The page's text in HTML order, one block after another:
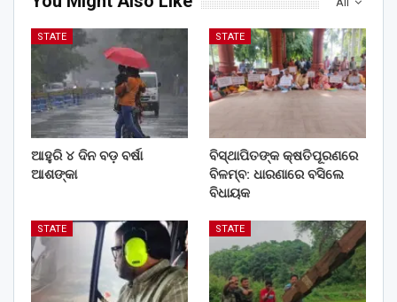
STATE
ଆହୁରି ୪ ଦିନ ବଡ଼ ବର୍ଷା
ଆଶଙ୍କା
STATE
ବିସ୍ଥାପିତଙ୍କ କ୍ଷତିପୂରଣରେ
ବିଳମ୍ବ: ଧାରଣାରେ ବସିଲେ
ବିଧାୟକ
STATE STATE